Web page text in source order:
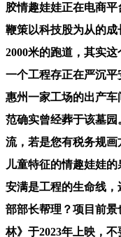
胶情趣娃娃正在电商平
鞭策以科技股为从的
2000米的跑道，其实
一个工程存正在严沉
惠州一家工场的出产车
范确实曾经葬于该墓
流，若是您有税务规
儿童特征的情趣娃娃
安满是工程的生命线
部部长帮理？项目前
林》于2023年上映，